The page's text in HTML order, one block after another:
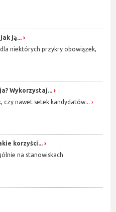
ją...
niektórych przykry obowiązek,
Wykorzystaj...
czy nawet setek kandydatów...
korzyści...
na stanowiskach